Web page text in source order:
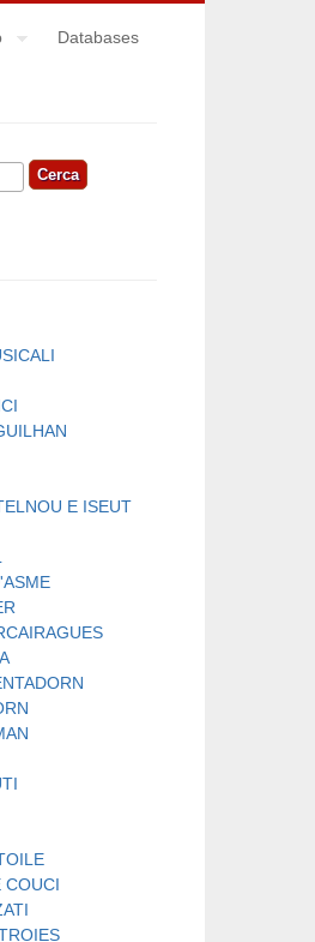
Databases
E ISEUT
COUCI